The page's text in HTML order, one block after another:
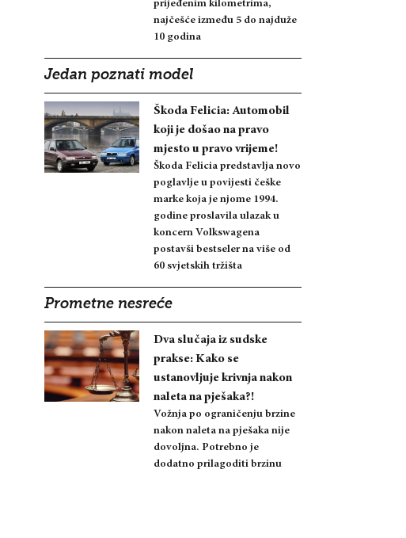
prijeđenim kilometrima,
najčešće između 5 do najduže
10 godina
Jedan poznati model
Škoda Felicia: Automobil
koji je došao na pravo
mjesto u pravo vrijeme!
Škoda Felicia predstavlja novo
poglavlje u povijesti češke
marke koja je njome 1994.
godine proslavila ulazak u
koncern Volkswagena
postavši bestseler na više od
60 svjetskih tržišta
Prometne nesreće
Dva slučaja iz sudske
prakse: Kako se
ustanovljuje krivnja nakon
naleta na pješaka?!
Vožnja po ograničenju brzine
nakon naleta na pješaka nije
dovoljna. Potrebno je
dodatno prilagoditi brzinu